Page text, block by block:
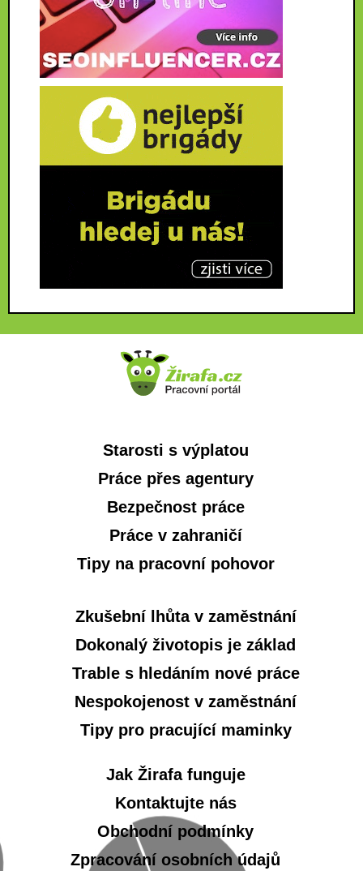
Starosti s výplatou
Práce přes agentury
Bezpečnost práce
Práce v zahraničí
Tipy na pracovní pohovor
Zkušební lhůta v zaměstnání
Dokonalý životopis je základ
Trable s hledáním nové práce
Nespokojenost v zaměstnání
Tipy pro pracující maminky
Jak Žirafa funguje
Kontaktujte nás
Obchodní podmínky
Zpracování osobních údajů